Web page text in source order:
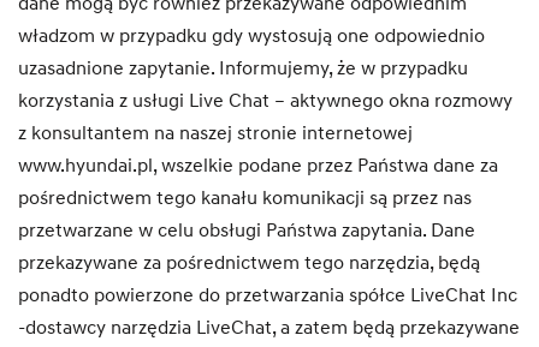
władzom w przypadku gdy wystosują one odpowiednio
uzasadnione zapytanie. Informujemy, że w przypadku
korzystania z usługi Live Chat – aktywnego okna rozmowy
z konsultantem na naszej stronie internetowej
www.hyundai.pl, wszelkie podane przez Państwa dane za
pośrednictwem tego kanału komunikacji są przez nas
przetwarzane w celu obsługi Państwa zapytania. Dane
przekazywane za pośrednictwem tego narzędzia, będą
ponadto powierzone do przetwarzania spółce LiveChat Inc
-dostawcy narzędzia LiveChat, a zatem będą przekazywane